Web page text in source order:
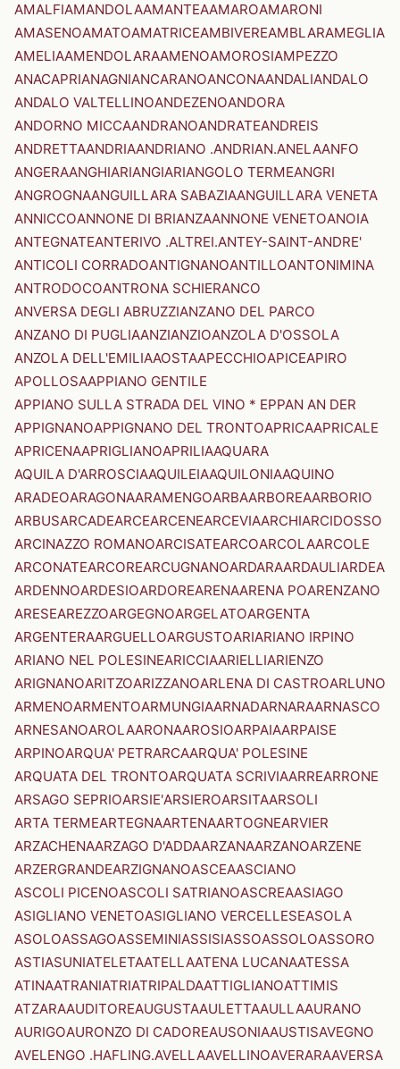
AMALFIAMANDOLAAMANTEAAMAROAMARONI
AMASENOAMATOAMATRICEAMBIVEREAMBLARAMEGLIA
AMELIAAMENDOLARAAMENOAMOROSIAMPEZZO
ANACAPRIANAGNIANCARANOANCONAANDALIANDALO
ANDALO VALTELLINOANDEZENOANDORA
ANDORNO MICCAANDRANOANDRATEANDREIS
ANDRETTAANDRIAANDRIANO .ANDRIAN.ANELAANFO
ANGERAANGHIARIANGIARIANGOLO TERMEANGRI
ANGROGNAANGUILLARA SABAZIAANGUILLARA VENETA
ANNICCOANNONE DI BRIANZAANNONE VENETOANOIA
ANTEGNATEANTERIVO .ALTREI.ANTEY-SAINT-ANDRE'
ANTICOLI CORRADOANTIGNANOANTILLOANTONIMINA
ANTRODOCOANTRONA SCHIERANCO
ANVERSA DEGLI ABRUZZIANZANO DEL PARCO
ANZANO DI PUGLIAANZIANZIOANZOLA D'OSSOLA
ANZOLA DELL'EMILIAAOSTAAPECCHIOAPICEAPIRO
APOLLOSAAPPIANO GENTILE
APPIANO SULLA STRADA DEL VINO * EPPAN AN DER
APPIGNANOAPPIGNANO DEL TRONTOAPRICAAPRICALE
APRICENAAPRIGLIANOAPRILIAAQUARA
AQUILA D'ARROSCIAAQUILEIAAQUILONIAAQUINO
ARADEOARAGONAARAMENGOARBAARBOREAARBORIO
ARBUSARCADEARCEARCENEARCEVIAARCHIARCIDOSSO
ARCINAZZO ROMANOARCISATEARCOARCOLAARCOLE
ARCONATEARCOREARCUGNANOARDARAARDAULIARDEA
ARDENNOARDESIOARDOREARENAARENA POARENZANO
ARESEAREZZOARGEGNOARGELATOARGENTA
ARGENTERAARGUELLOARGUSTOARIARIANO IRPINO
ARIANO NEL POLESINEARICCIAARIELLIARIENZO
ARIGNANOARITZOARIZZANOARLENA DI CASTROARLUNO
ARMENOARMENTOARMUNGIAARNADARNARAARNASCO
ARNESANOAROLAARONAAROSIOARPAIAARPAISE
ARPINOARQUA' PETRARCAARQUA' POLESINE
ARQUATA DEL TRONTOARQUATA SCRIVIAARREARRONE
ARSAGO SEPRIOARSIE'ARSIEROARSITAARSOLI
ARTA TERMEARTEGNAARTENAARTOGNEARVIER
ARZACHENAARZAGO D'ADDAARZANAARZANOARZENE
ARZERGRANDEARZIGNANOASCEAASCIANO
ASCOLI PICENOASCOLI SATRIANOASCREAASIAGO
ASIGLIANO VENETOASIGLIANO VERCELLESEASOLA
ASOLOASSAGOASSEMINIASSISIASSOASSOLOASSORO
ASTIASUNIATELETAATELLAATENA LUCANAATESSA
ATINAATRANIATRIATRIPALDAATTIGLIANOATTIMIS
ATZARAAUDITOREAUGUSTAAULETTAAULLAAURANO
AURIGOAURONZO DI CADOREAUSONIAAUSTISAVEGNO
AVELENGO .HAFLING.AVELLAAVELLINOAVERARAAVERSA